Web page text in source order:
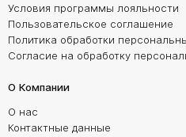
Условия программы лояльности
Пользовательское соглашение
Политика обработки
Согласие на обработку
О Компании
О нас
Контактные данные